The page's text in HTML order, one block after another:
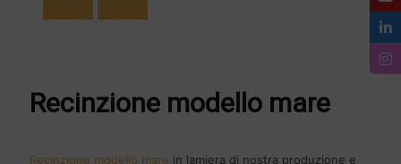
Recinzione modello mare
Recinzione modello mare in lamiera di nostra produzione e